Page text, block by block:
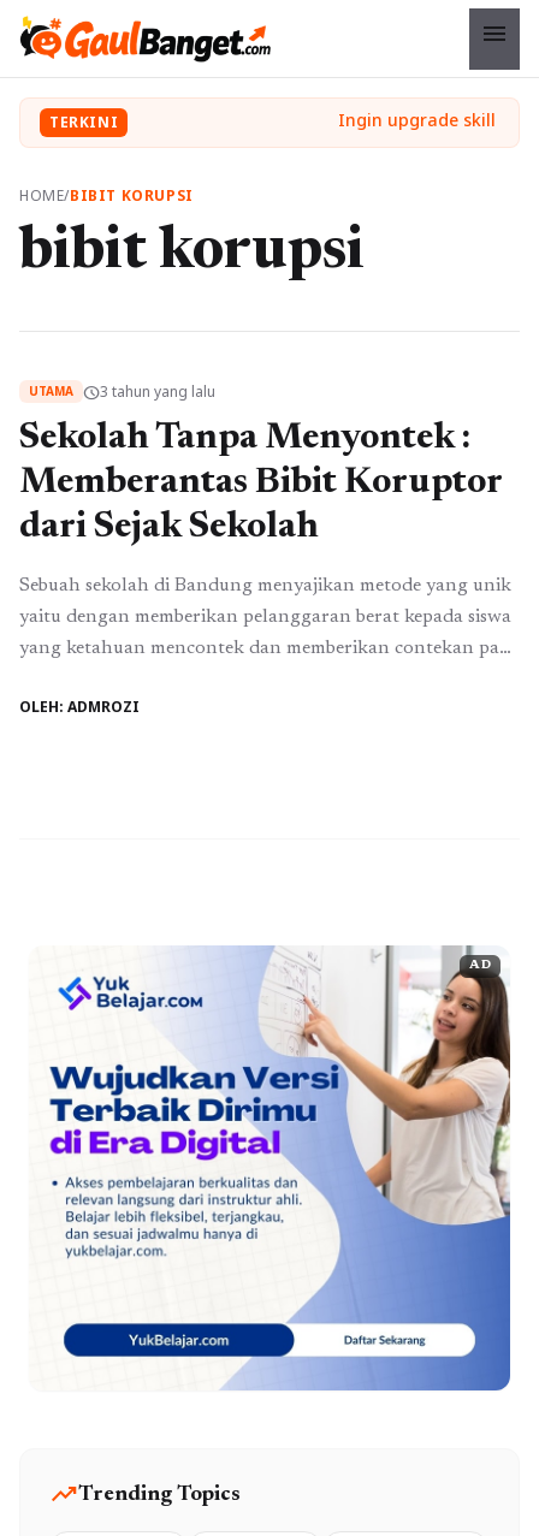
menu
TERKINI
HOME/BIBIT KORUPSI
bibit korupsi
UTAMA schedule3 tahun yang lalu
Sekolah Tanpa Menyontek :
Memberantas Bibit Koruptor
dari Sejak Sekolah
Sebuah sekolah di Bandung menyajikan metode yang unik
yaitu dengan memberikan pelanggaran berat kepada siswa
yang ketahuan mencontek dan memberikan contekan pada
membentuk pribadi siswa yang jujur dan teladan dan
OLEH: ADMROZI
AD
trending_upTrending Topics